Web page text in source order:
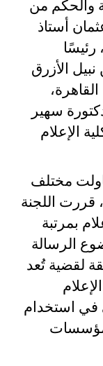
والحكم من
أستاذ
رئيسًا
الأزرق
سهير
الإعلام
مختلف
قررت اللجنة
بمرتبة
الرسالة
لقضية تُعد
في استخدام